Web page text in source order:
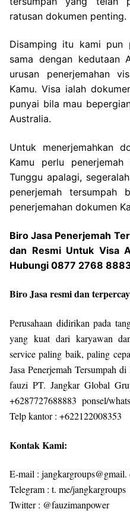
ratusan dokumen penting.
Disamping itu kami pun
sama dengan kedutaan
urusan penerjemahan
Kamu. Visa ialah
punyai bila mau
Australia.
Untuk menerjemahkan
Kamu perlu
Tunggu apalagi,
penerjemah tersumpah
penerjemahan dokumen
Biro Jasa Penerjemah
dan Resmi Untuk Visa
Hubungi 0877 2768
Biro Jasa resmi dan
Perusahaan didirikan pada
yang kuat dari karyawan
service paling baik, paling
Jasa Penerjemah Tersumpah
fauzi PT. Jangkar Global
+6287727688883 ponsel/
Telp kantor : +622122008353
Kontak Kami:
E-mail : jangkargroups@gmail.
Telegram : t. me/jangkargroups
Twitter : @fauzimanpower